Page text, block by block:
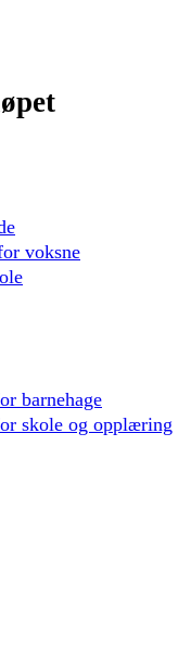
voksne
barnehage
skole og opplæring